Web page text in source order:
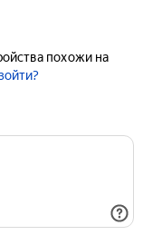
похожи на